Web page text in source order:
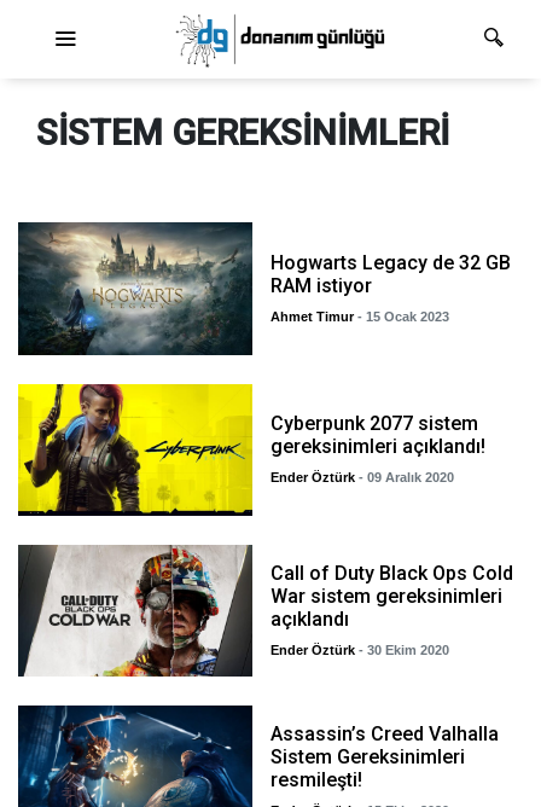
SISTEM GEREKSINIMLERI
Hogwarts Legacy de 32 GB
RAM istiyor
Ahmet Timur - 15 Ocak 2023
Cyberpunk 2077 sistem
gereksinimleri açıklandı!
Ender Öztürk - 09 Aralık 2020
Call of Duty Black Ops Cold
War sistem gereksinimleri
açıklandı
Ender Öztürk - 30 Ekim 2020
Assassin’s Creed Valhalla
Sistem Gereksinimleri
resmileşti!